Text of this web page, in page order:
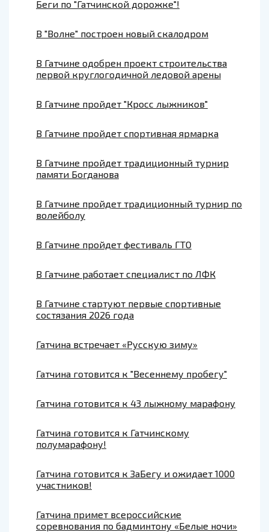
Беги по "Гатчинской дорожке"!
В "Волне" построен новый скалодром
В Гатчине одобрен проект строительства
первой круглогодичной ледовой арены
В Гатчине пройдет "Кросс лыжников"
В Гатчине пройдет спортивная ярмарка
В Гатчине пройдет традиционный турнир
памяти Богданова
В Гатчине пройдет традиционный турнир по
волейболу
В Гатчине пройдет фестиваль ГТО
В Гатчине работает специалист по ЛФК
В Гатчине стартуют первые спортивные
состязания 2026 года
Гатчина встречает «Русскую зиму»
Гатчина готовится к "Весеннему пробегу"
Гатчина готовится к 43 лыжному марафону
Гатчина готовится к Гатчинскому
полумарафону!
Гатчина готовится к ЗаБегу и ожидает 1000
участников!
Гатчина примет всероссийские
соревнования по бадминтону «Белые ночи»